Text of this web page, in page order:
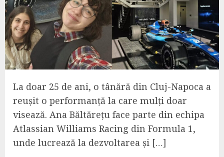
La doar 25 de ani, o tânără din Cluj-Napoca a
reușit o performanță la care mulți doar
visează. Ana Băltărețu face parte din echipa
Atlassian Williams Racing din Formula 1,
unde lucrează la dezvoltarea și […]